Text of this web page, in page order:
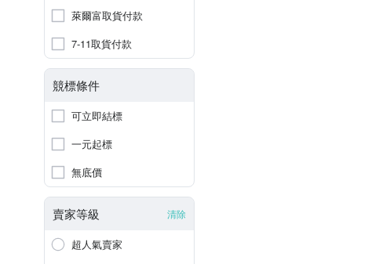
萊爾富取貨付款
7-11取貨付款
競標條件
可立即結標
一元起標
無底價
賣家等級 清除
超人氣賣家